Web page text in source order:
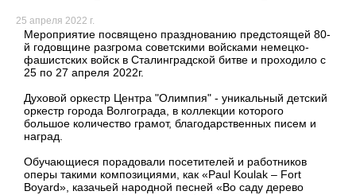
25 апреля 2022 г.
Мероприятие посвящено празднованию предстоящей 80-
й годовщине разгрома советскими войсками немецко-
фашистских войск в Сталинградской битве и проходило с
25 по 27 апреля 2022г.
Духовой оркестр Центра "Олимпия" - уникальный детский
оркестр города Волгограда, в коллекции которого
большое количество грамот, благодарственных писем и
наград.
Обучающиеся порадовали посетителей и работников
оперы такими композициями, как «Paul Koulak – Fort
Boyard», казачьей народной песней «Во саду дерево